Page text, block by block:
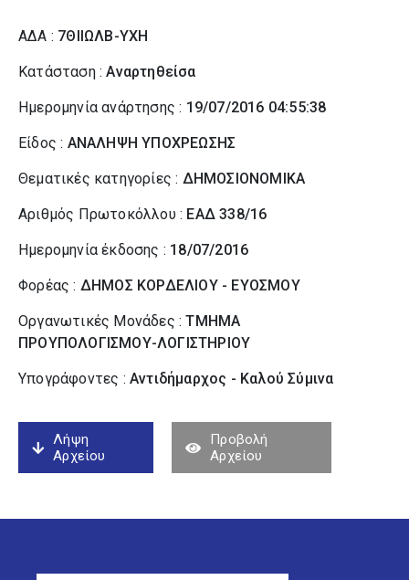
ΑΔΑ : 7ΘΙΙΩΛΒ-ΥΧΗ
Κατάσταση :Αναρτηθείσα
Ημερομηνία ανάρτησης : 19/07/2016 04:55:38
Είδος : ΑΝΑΛΗΨΗ ΥΠΟΧΡΕΩΣΗΣ
Θεματικές κατηγορίες : ΔΗΜΟΣΙΟΝΟΜΙΚΑ
Αριθμός Πρωτοκόλλου : ΕΑΔ 338/16
Ημερομηνία έκδοσης : 18/07/2016
Φορέας : ΔΗΜΟΣ ΚΟΡΔΕΛΙΟΥ - ΕΥΟΣΜΟΥ
Οργανωτικές Μονάδες :ΤΜΗΜΑ
ΠΡΟΥΠΟΛΟΓΙΣΜΟΥ-ΛΟΓΙΣΤΗΡΙΟΥ
Υπογράφοντες : Αντιδήμαρχος - Καλού Σύµινα
Λήψη
Αρχείου
Προβολή
Αρχείου